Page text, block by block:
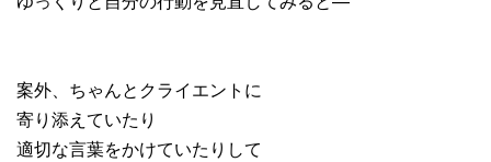
案外、ちゃんとクライエントに
寄り添えていたり
適切な言葉をかけていたりして